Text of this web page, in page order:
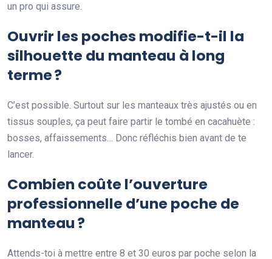
un pro qui assure.
Ouvrir les poches modifie-t-il la
silhouette du manteau à long
terme ?
C’est possible. Surtout sur les manteaux très ajustés ou en
tissus souples, ça peut faire partir le tombé en cacahuète :
bosses, affaissements… Donc réfléchis bien avant de te
lancer.
Combien coûte l’ouverture
professionnelle d’une poche de
manteau ?
Attends-toi à mettre entre 8 et 30 euros par poche selon la